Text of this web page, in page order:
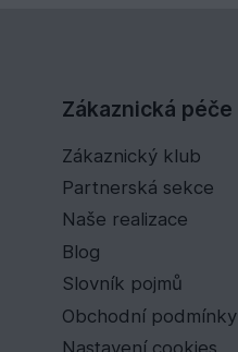
Zákaznická péče
Zákaznický klub
Partnerská sekce
Naše realizace
Blog
Slovník pojmů
Obchodní podmínky